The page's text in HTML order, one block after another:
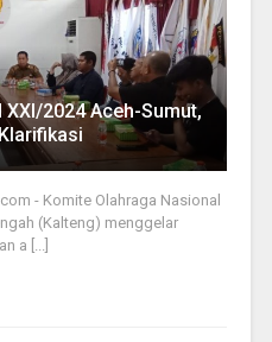
2024 Aceh-Sumut,
- Komite Olahraga Nasional
(Kalteng) menggelar
a [...]